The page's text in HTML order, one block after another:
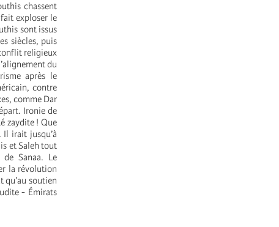
chassent
exploser le
sont issus
siècles, puis
religieux
du
après le
contre
comme Dar
Ironie de
zaydite ! Que
irait jusqu’à
et Saleh tout
Sanaa. Le
la révolution
qu’au soutien
- Émirats